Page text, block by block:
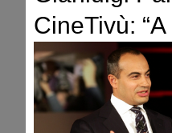
CineTivù: “A
parola
dare la
cittadini”